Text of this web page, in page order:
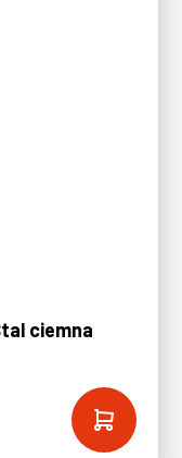
ciemna